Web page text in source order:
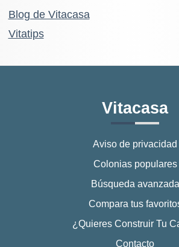
Blog de Vitacasa
Vitatips
Vitacasa
Aviso de privacidad
Colonias populares
Búsqueda avanzada
Compara tus
¿Quieres Construir Tu
Contacto